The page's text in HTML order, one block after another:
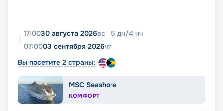
17:0030 августа 2026вс 5 дн/4 нч
07:0003 сентября 2026чт
Вы посетите 2 страны:
MSC Seashore
КОМФОРТ